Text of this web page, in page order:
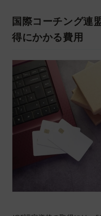
国際コーチング連
得にかかる費用